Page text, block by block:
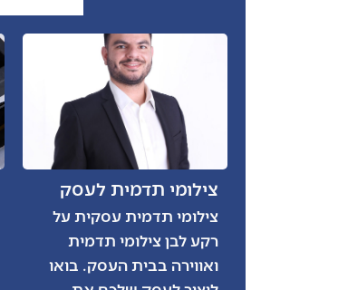
צילומי תדמית לעסק
צילומי תדמית עסקית על
רקע לבן צילומי תדמית
ואווירה בבית העסק. בואו